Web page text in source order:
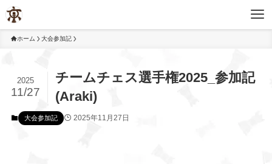
ホーム 大会参加記
チームチェス選手権2025_参加記
(Araki)
2025
11/27
大会参加記 2025年11月27日